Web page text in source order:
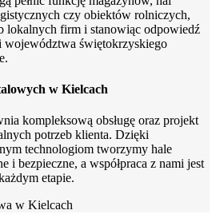
czy obiektów rolniczych,
lokalnych firm i stanowiąc odpowiedź
województwa świętokrzyskiego
w Kielcach
kompleksową obsługę oraz projekt
potrzeb klienta. Dzięki
technologiom tworzymy hale
i bezpieczne, a współpraca z nami jest
etapie.